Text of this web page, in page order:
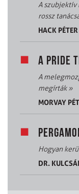
A szubjektív
rossz
HACK PÉTER
A PRIDE
A
megírták»
MORVAY
Hogyan
DR.